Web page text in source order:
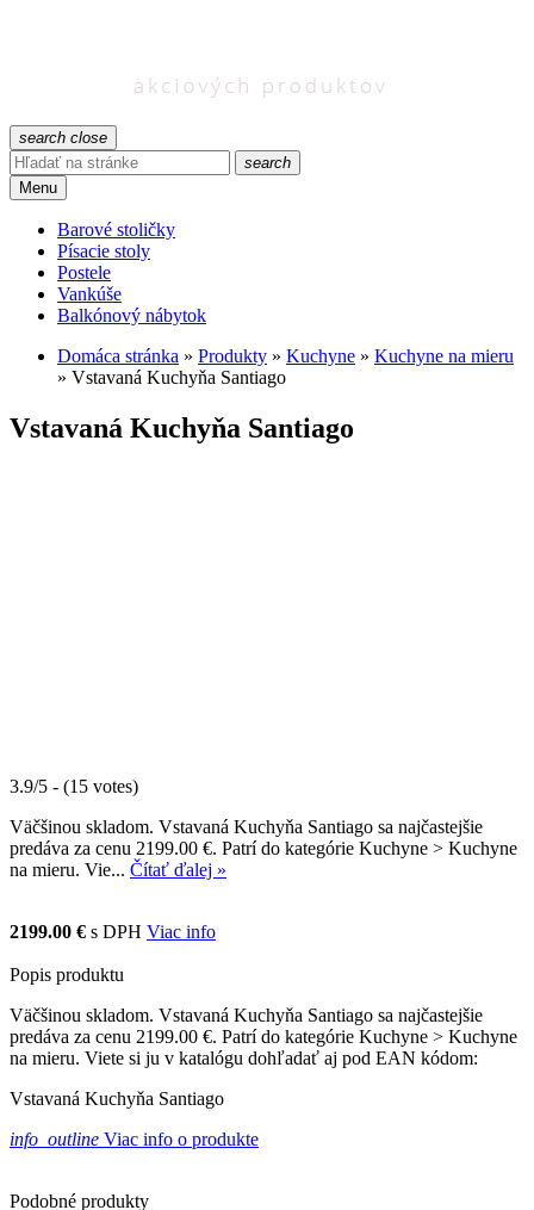
search close
search
Menu
Barové stoličky
Písacie stoly
Postele
Vankúše
Balkónový nábytok
Domáca stránka » Produkty » Kuchyne » Kuchyne na mieru
» Vstavaná Kuchyňa Santiago
Vstavaná Kuchyňa Santiago
3.9/5 - (15 votes)
Väčšinou skladom. Vstavaná Kuchyňa Santiago sa najčastejšie
predáva za cenu 2199.00 €. Patrí do kategórie Kuchyne > Kuchyne
na mieru. Vie... Čítať ďalej »
2199.00 € s DPH Viac info
Popis produktu
Väčšinou skladom. Vstavaná Kuchyňa Santiago sa najčastejšie
predáva za cenu 2199.00 €. Patrí do kategórie Kuchyne > Kuchyne
na mieru. Viete si ju v katalógu dohľadať aj pod EAN kódom:
Vstavaná Kuchyňa Santiago
info_outline Viac info o produkte
Podobné produkty